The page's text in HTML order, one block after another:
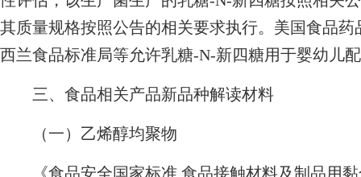
其质量规格按照公告的相关要求执行。美国食品
西兰食品标准局等允许乳糖-N-新四糖用于婴幼儿
三、食品相关产品新品种解读材料
（一）乙烯醇均聚物
《食品安全国家标准 食品接触材料及制品用黏